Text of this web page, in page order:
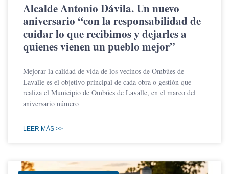
Alcalde Antonio Dávila. Un nuevo
aniversario “con la responsabilidad de
cuidar lo que recibimos y dejarles a
quienes vienen un pueblo mejor”
Mejorar la calidad de vida de los vecinos de Ombúes de
Lavalle es el objetivo principal de cada obra o gestión que
realiza el Municipio de Ombúes de Lavalle, en el marco del
aniversario número
LEER MÁS >>